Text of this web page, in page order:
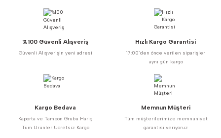
%100 Güvenli Alışveriş
Güvenli Alışverişin yeni adresi
Hızlı Kargo Garantisi
17:00’den önce verilen siparişler
aynı gün kargo
Kargo Bedava
Kaporta ve Tampon Grubu Hariç
Tüm Ürünler Ücretsiz Kargo
Memnun Müşteri
Tüm müşterilerimize memnuniyet
garantisi veriyoruz